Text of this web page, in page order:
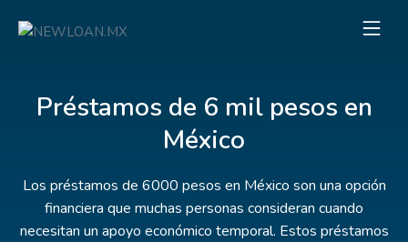
Préstamos de 6 mil pesos en
México
Los préstamos de 6000 pesos en México son una opción
financiera que muchas personas consideran cuando
necesitan un apoyo económico temporal. Estos préstamos